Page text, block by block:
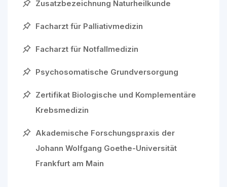
Zusatzbezeichnung Naturheilkunde
Facharzt für Palliativmedizin
Facharzt für Notfallmedizin
Psychosomatische Grundversorgung
Zertifikat Biologische und Komplementäre
Krebsmedizin
Akademische Forschungspraxis der
Johann Wolfgang Goethe-Universität
Frankfurt am Main